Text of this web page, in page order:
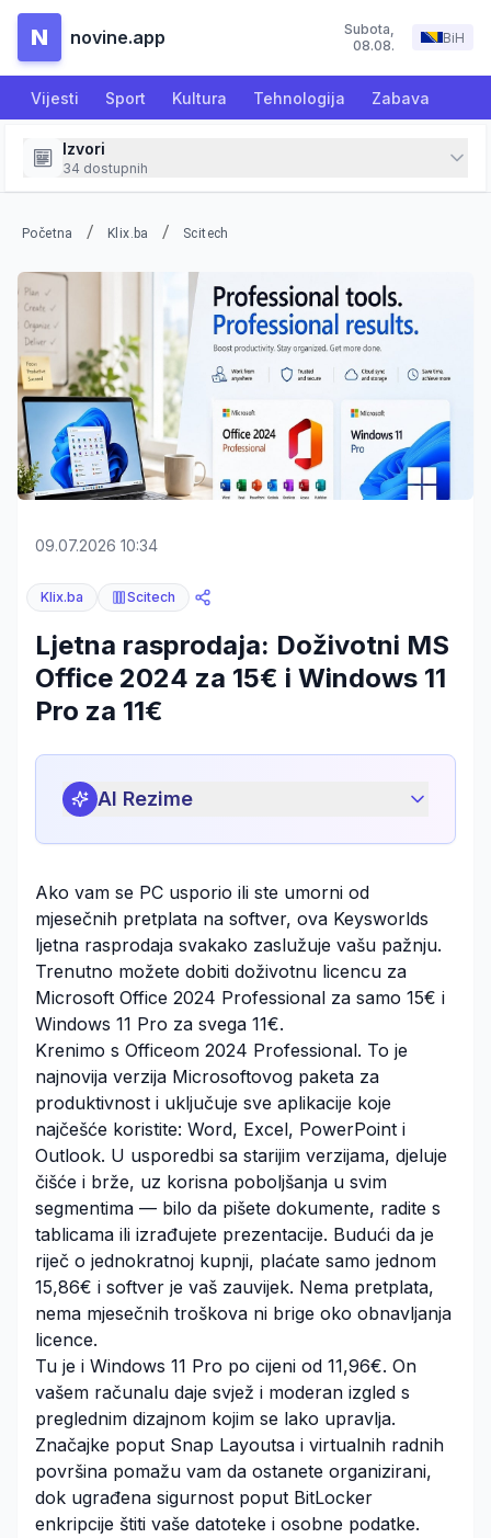
N novine.app Subota,
08.08.
BiH
Vijesti Sport Kultura Tehnologija Zabava
Izvori
34 dostupnih
Početna / Klix.ba / Scitech
09.07.2026 10:34
Klix.ba Scitech
Ljetna rasprodaja: Doživotni MS
Office 2024 za 15€ i Windows 11
Pro za 11€
AI Rezime
Ako vam se PC usporio ili ste umorni od
mjesečnih pretplata na softver, ova Keysworlds
ljetna rasprodaja svakako zaslužuje vašu pažnju.
Trenutno možete dobiti doživotnu licencu za
Microsoft Office 2024 Professional za samo 15€ i
Windows 11 Pro za svega 11€.
Krenimo s Officeom 2024 Professional. To je
najnovija verzija Microsoftovog paketa za
produktivnost i uključuje sve aplikacije koje
najčešće koristite: Word, Excel, PowerPoint i
Outlook. U usporedbi sa starijim verzijama, djeluje
čišće i brže, uz korisna poboljšanja u svim
segmentima — bilo da pišete dokumente, radite s
tablicama ili izrađujete prezentacije. Budući da je
riječ o jednokratnoj kupnji, plaćate samo jednom
15,86€ i softver je vaš zauvijek. Nema pretplata,
nema mjesečnih troškova ni brige oko obnavljanja
licence.
Tu je i Windows 11 Pro po cijeni od 11,96€. On
vašem računalu daje svjež i moderan izgled s
preglednim dizajnom kojim se lako upravlja.
Značajke poput Snap Layoutsa i virtualnih radnih
površina pomažu vam da ostanete organizirani,
dok ugrađena sigurnost poput BitLocker
enkripcije štiti vaše datoteke i osobne podatke.